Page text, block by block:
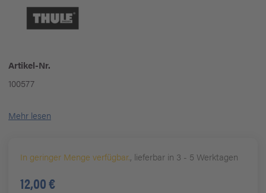
Artikel-Nr.
100577
Mehr lesen
In geringer Menge verfügbar., lieferbar in 3 - 5 Werktagen
12,00 €